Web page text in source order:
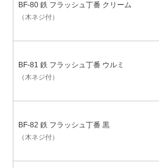
BF-80 鉄 フラッシュ丁番 クリーム
（木ネジ付）
BF-81 鉄 フラッシュ丁番 ウルミ
（木ネジ付）
BF-82 鉄 フラッシュ丁番 黒
（木ネジ付）